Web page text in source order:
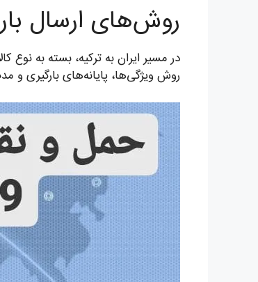
روش‌های ارسال
در مسیر ایران به ترکیه، بسته به نوع
روش ویژگی‌ها، پایانه‌های بارگیری